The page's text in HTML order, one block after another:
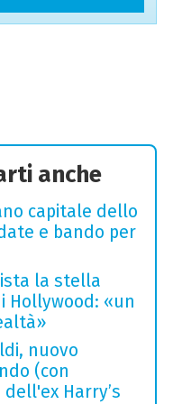
anche
capitale dello
e bando per
la stella
Hollywood: «un
nuovo
(con
Harry’s